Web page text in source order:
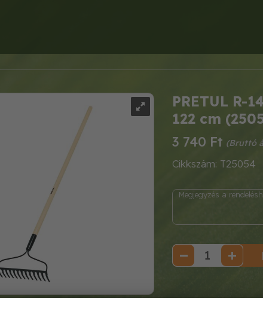
PRETUL R-
122 cm
3 740 Ft
Cikkszám: T25054